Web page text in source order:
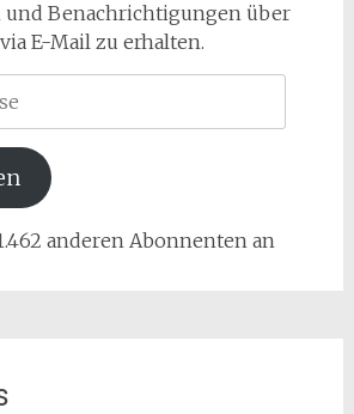
und Benachrichtigungen über
E-Mail zu erhalten.
anderen Abonnenten an